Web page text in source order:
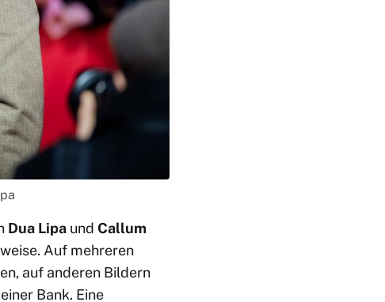
Dua Lipa und Callum
Auf mehreren
auf anderen Bildern
Bank. Eine